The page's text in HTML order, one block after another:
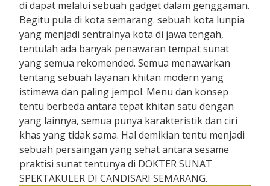
di dapat melalui sebuah gadget dalam genggaman.
Begitu pula di kota semarang. sebuah kota lunpia
yang menjadi sentralnya kota di jawa tengah,
tentulah ada banyak penawaran tempat sunat
yang semua rekomended. Semua menawarkan
tentang sebuah layanan khitan modern yang
istimewa dan paling jempol. Menu dan konsep
tentu berbeda antara tepat khitan satu dengan
yang lainnya, semua punya karakteristik dan ciri
khas yang tidak sama. Hal demikian tentu menjadi
sebuah persaingan yang sehat antara sesame
praktisi sunat tentunya di DOKTER SUNAT
SPEKTAKULER DI CANDISARI SEMARANG.